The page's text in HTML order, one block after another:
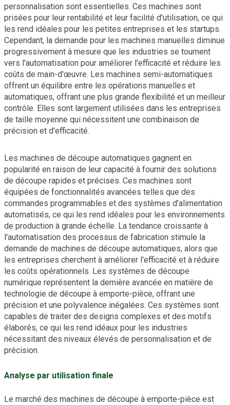
personnalisation sont essentielles. Ces machines sont
prisées pour leur rentabilité et leur facilité d'utilisation, ce qui
les rend idéales pour les petites entreprises et les startups.
Cependant, la demande pour les machines manuelles diminue
progressivement à mesure que les industries se tournent
vers l'automatisation pour améliorer l'efficacité et réduire les
coûts de main-d'œuvre. Les machines semi-automatiques
offrent un équilibre entre les opérations manuelles et
automatiques, offrant une plus grande flexibilité et un meilleur
contrôle. Elles sont largement utilisées dans les entreprises
de taille moyenne qui nécessitent une combinaison de
précision et d'efficacité.
Les machines de découpe automatiques gagnent en
popularité en raison de leur capacité à fournir des solutions
de découpe rapides et précises. Ces machines sont
équipées de fonctionnalités avancées telles que des
commandes programmables et des systèmes d'alimentation
automatisés, ce qui les rend idéales pour les environnements
de production à grande échelle. La tendance croissante à
l'automatisation des processus de fabrication stimule la
demande de machines de découpe automatiques, alors que
les entreprises cherchent à améliorer l'efficacité et à réduire
les coûts opérationnels. Les systèmes de découpe
numérique représentent la dernière avancée en matière de
technologie de découpe à emporte-pièce, offrant une
précision et une polyvalence inégalées. Ces systèmes sont
capables de traiter des designs complexes et des motifs
élaborés, ce qui les rend idéaux pour les industries
nécessitant des niveaux élevés de personnalisation et de
précision.
Analyse par utilisation finale
Le marché des machines de découpe à emporte-pièce est